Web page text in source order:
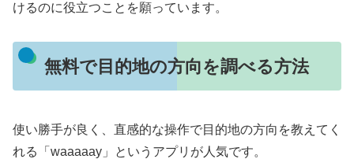
けるのに役立つことを願っています。
無料で目的地の方向を調べる方法
使い勝手が良く、直感的な操作で目的地の方向を教えてく
れる「waaaaay」というアプリが人気です。